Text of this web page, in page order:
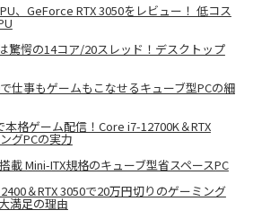
、GeForce RTX 3050をレビュー！ 低コス
驚愕の14コア/20スレッド！デスクトップ
仕事もゲームもこなせるキューブ型PCの細
格ゲーム配信！Core i7-12700K＆RTX
グPCの実力
載 Mini-ITX規格のキューブ型省スペースPC
＆RTX 3050で20万円切りのゲーミング
満足の理由